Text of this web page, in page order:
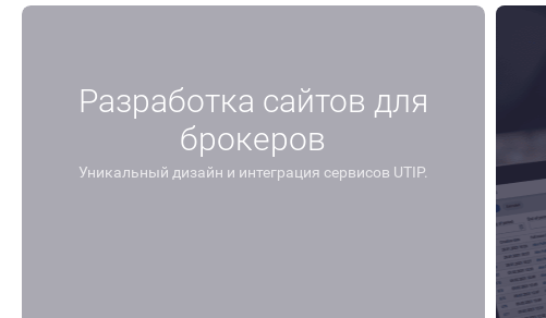
Разработка сайтов для
брокеров
Уникальный дизайн и интеграция сервисов UTIP.